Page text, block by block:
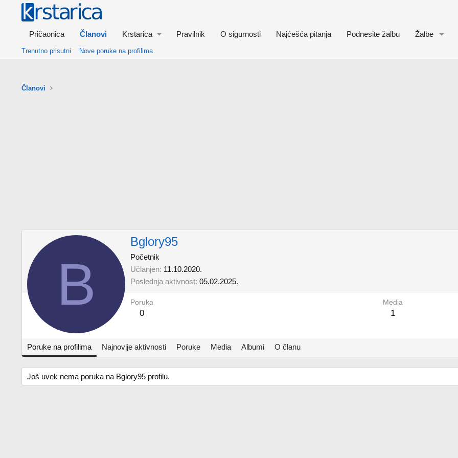
Pričaonica Članovi Krstarica Pravilnik O sigurnosti Najćešća pitanja Podnesite žalbu Žalbe
Trenutno prisutni Nove poruke na profilima
Članovi
B
Bglory95
Početnik
Učlanjen 11.10.2020.
Poslednja aktivnost 05.02.2025.
Poruka
0
Media
1
Poruke na profilima Najnovije aktivnosti Poruke Media Albumi O članu
Još uvek nema poruka na Bglory95 profilu.